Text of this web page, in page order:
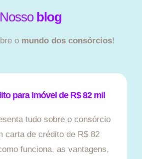
Nosso blog
o mundo dos consórcios!
para Imóvel de R$ 82 mil
tudo sobre o consórcio
carta de crédito de R$ 82
funciona, as vantagens,